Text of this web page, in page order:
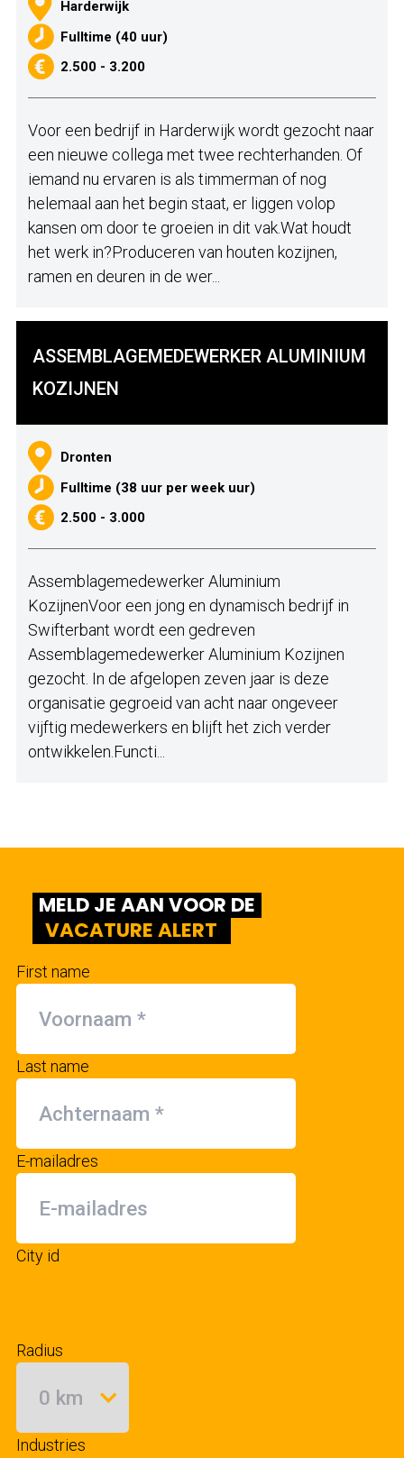
Harderwijk
Fulltime (40 uur)
2.500 - 3.200
Voor een bedrijf in Harderwijk wordt gezocht naar
een nieuwe collega met twee rechterhanden. Of
iemand nu ervaren is als timmerman of nog
helemaal aan het begin staat, er liggen volop
kansen om door te groeien in dit vak.Wat houdt
het werk in?Produceren van houten kozijnen,
ramen en deuren in de wer...
ASSEMBLAGEMEDEWERKER ALUMINIUM
KOZIJNEN
Dronten
Fulltime (38 uur per week uur)
2.500 - 3.000
Assemblagemedewerker Aluminium
KozijnenVoor een jong en dynamisch bedrijf in
Swifterbant wordt een gedreven
Assemblagemedewerker Aluminium Kozijnen
gezocht. In de afgelopen zeven jaar is deze
organisatie gegroeid van acht naar ongeveer
vijftig medewerkers en blijft het zich verder
ontwikkelen.Functi...
MELD JE AAN VOOR DE
VACATURE ALERT
First name
Last name
E-mailadres
City id
Radius
Industries